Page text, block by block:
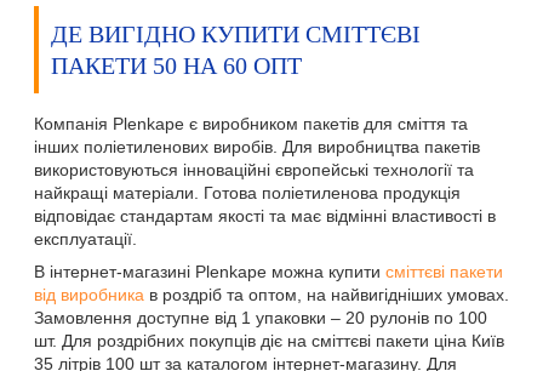
ДЕ ВИГІДНО КУПИТИ СМІТТЄВІ
ПАКЕТИ 50 НА 60 ОПТ
Компанія Plenkape є виробником пакетів для сміття та
інших поліетиленових виробів. Для виробництва пакетів
використовуються інноваційні європейські технології та
найкращі матеріали. Готова поліетиленова продукція
відповідає стандартам якості та має відмінні властивості в
експлуатації.
В інтернет-магазині Plenkape можна купити сміттєві пакети
від виробника в роздріб та оптом, на найвигідніших умовах.
Замовлення доступне від 1 упаковки – 20 рулонів по 100
шт. Для роздрібних покупців діє на сміттєві пакети ціна Київ
35 літрів 100 шт за каталогом інтернет-магазину. Для